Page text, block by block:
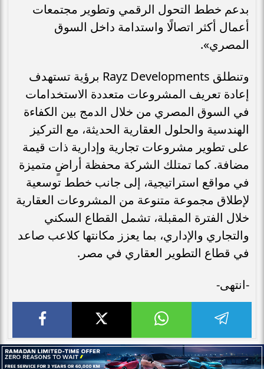
بدعم خطط التحول الرقمي وتطوير مجتمعات
أعمال أكثر اتصالًا واستدامة داخل السوق
المصري».
وتنطلق Rayz Developments برؤية تستهدف
إعادة تعريف المشروعات متعددة الاستخدامات
في السوق المصري من خلال الدمج بين الكفاءة
الهندسية والحلول العقارية الحديثة، مع التركيز
على تطوير مشروعات تجارية وإدارية ذات قيمة
مضافة. كما تمتلك الشركة محفظة أراضٍ متميزة
في مواقع استراتيجية، إلى جانب خطط توسعية
لإطلاق مجموعة متنوعة من المشروعات العقارية
خلال الفترة المقبلة، تشمل القطاع السكني
والتجاري والإداري، بما يعزز مكانتها كلاعب صاعد
في قطاع التطوير العقاري في مصر.
-انتهى-